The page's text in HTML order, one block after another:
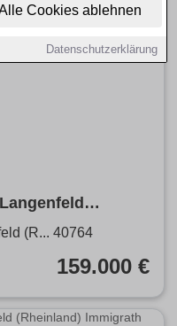
Cookies ablehnen
Datenschutzerklärung
(R... 40764
159.000 €